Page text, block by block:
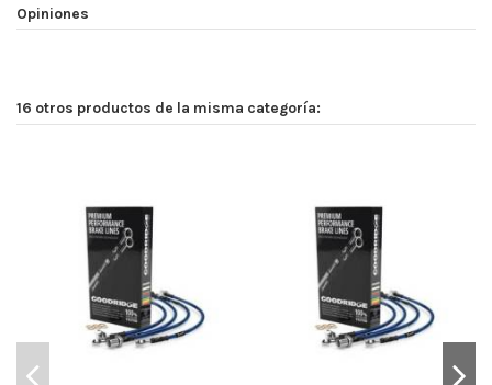
Opiniones
16 otros productos de la misma categoría: